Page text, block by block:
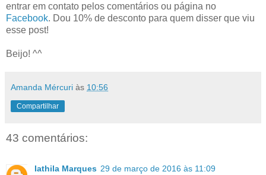
entrar em contato pelos comentários ou página no
Facebook. Dou 10% de desconto para quem disser que viu
esse post!
Beijo! ^^
Amanda Mércuri às 10:56
Compartilhar
43 comentários:
Iathila Marques 29 de março de 2016 às 11:09